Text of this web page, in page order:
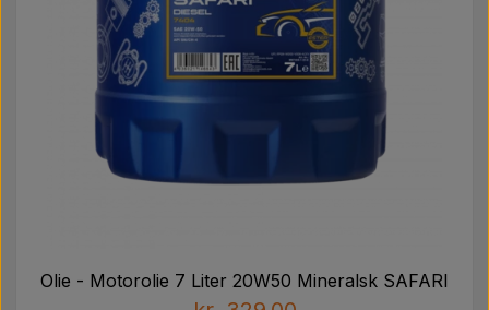
Olie - Motorolie 7 Liter 20W50 Mineralsk SAFARI